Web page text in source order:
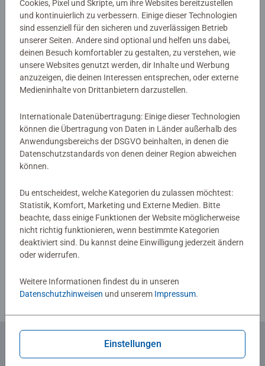
Artikelnummer:
46261
EAN:
9783473462612
ISBN:
978-3-473-46261-2
Warnhinweise und Herstellerinformation
Noch keine Bewertungen
abgegeben
Verfasse eine Bewertung
Zum Newsletter anmelden
Cookies, Pixel und Skripte, um ihre Websites bereitzustellen
und kontinuierlich zu verbessern. Einige dieser Technologien
sind essenziell für den sicheren und zuverlässigen Betrieb
unserer Seiten. Andere sind optional und helfen uns dabei,
deinen Besuch komfortabler zu gestalten, zu verstehen, wie
unsere Websites genutzt werden, dir Inhalte und Werbung
anzuzeigen, die deinen Interessen entsprechen, oder externe
Medieninhalte von Drittanbietern darzustellen.
Internationale Datenübertragung: Einige dieser Technologien
können die Übertragung von Daten in Länder außerhalb des
Anwendungsbereichs der DSGVO beinhalten, in denen die
Datenschutzstandards von denen deiner Region abweichen
können.
Du entscheidest, welche Kategorien du zulassen möchtest:
Statistik, Komfort, Marketing und Externe Medien. Bitte
beachte, dass einige Funktionen der Website möglicherweise
nicht richtig funktionieren, wenn bestimmte Kategorien
deaktiviert sind. Du kannst deine Einwilligung jederzeit ändern
oder widerrufen.
Weitere Informationen findest du in unseren
Datenschutzhinweisen und unserem Impressum.
Einstellungen